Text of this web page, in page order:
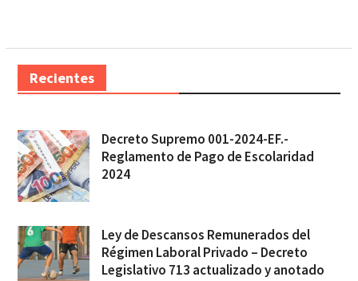
Recientes
Decreto Supremo 001-2024-EF.-
Reglamento de Pago de Escolaridad
2024
Ley de Descansos Remunerados del
Régimen Laboral Privado – Decreto
Legislativo 713 actualizado y anotado